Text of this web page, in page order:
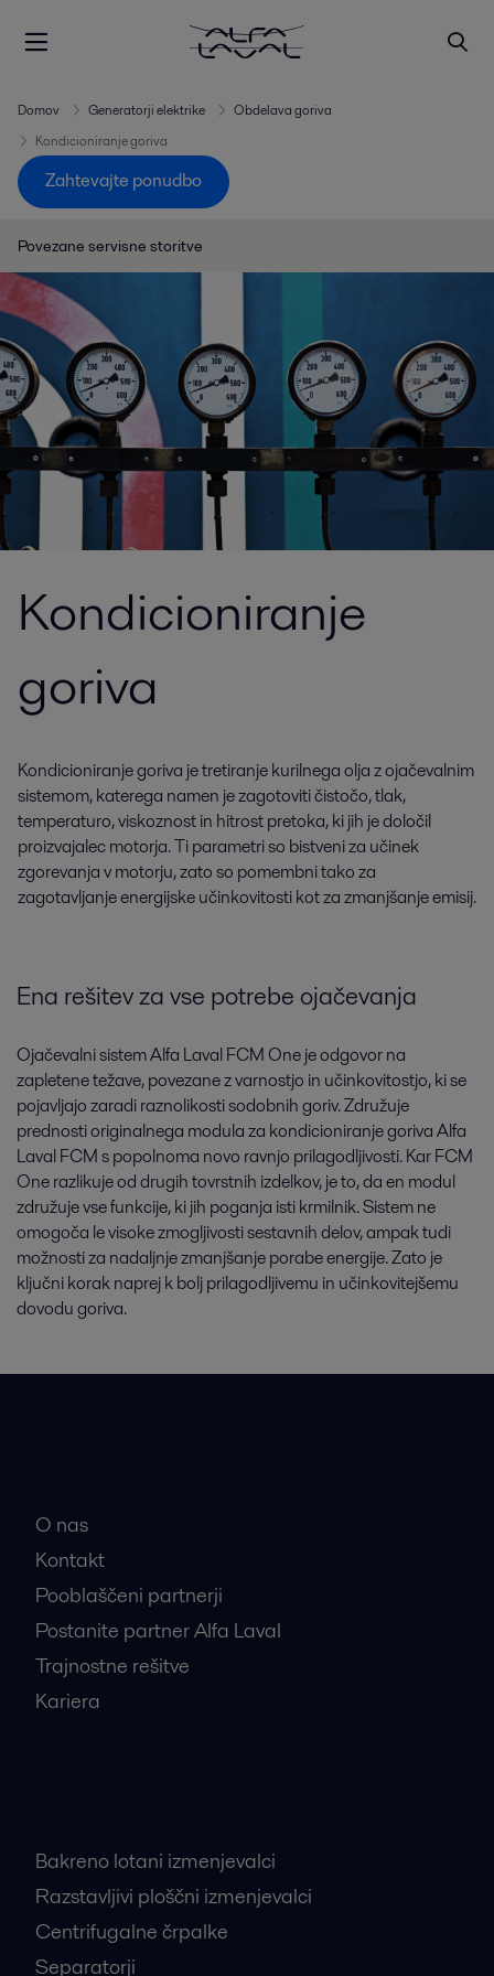
Domov Generatorji elektrike
Obdelava goriva
Kondicioniranje goriva
Zahtevajte ponudbo
Povezane servisne storitve
Kondicioniranje
goriva
Kondicioniranje goriva je tretiranje kurilnega olja z ojačevalnim
sistemom, katerega namen je zagotoviti čistočo, tlak,
temperaturo, viskoznost in hitrost pretoka, ki jih je določil
proizvajalec motorja. Ti parametri so bistveni za učinek
zgorevanja v motorju, zato so pomembni tako za
zagotavljanje energijske učinkovitosti kot za zmanjšanje emisij.
Ena rešitev za vse potrebe ojačevanja
Ojačevalni sistem Alfa Laval FCM One je odgovor na
zapletene težave, povezane z varnostjo in učinkovitostjo, ki se
pojavljajo zaradi raznolikosti sodobnih goriv. Združuje
prednosti originalnega modula za kondicioniranje goriva Alfa
Laval FCM s popolnoma novo ravnjo prilagodljivosti. Kar FCM
One razlikuje od drugih tovrstnih izdelkov, je to, da en modul
združuje vse funkcije, ki jih poganja isti krmilnik. Sistem ne
omogoča le visoke zmogljivosti sestavnih delov, ampak tudi
možnosti za nadaljnje zmanjšanje porabe energije. Zato je
ključni korak naprej k bolj prilagodljivemu in učinkovitejšemu
dovodu goriva.
O nas
Kontakt
Pooblaščeni partnerji
Postanite partner Alfa Laval
Trajnostne rešitve
Kariera
Bakreno lotani izmenjevalci
Razstavljivi ploščni izmenjevalci
Centrifugalne črpalke
Separatorji